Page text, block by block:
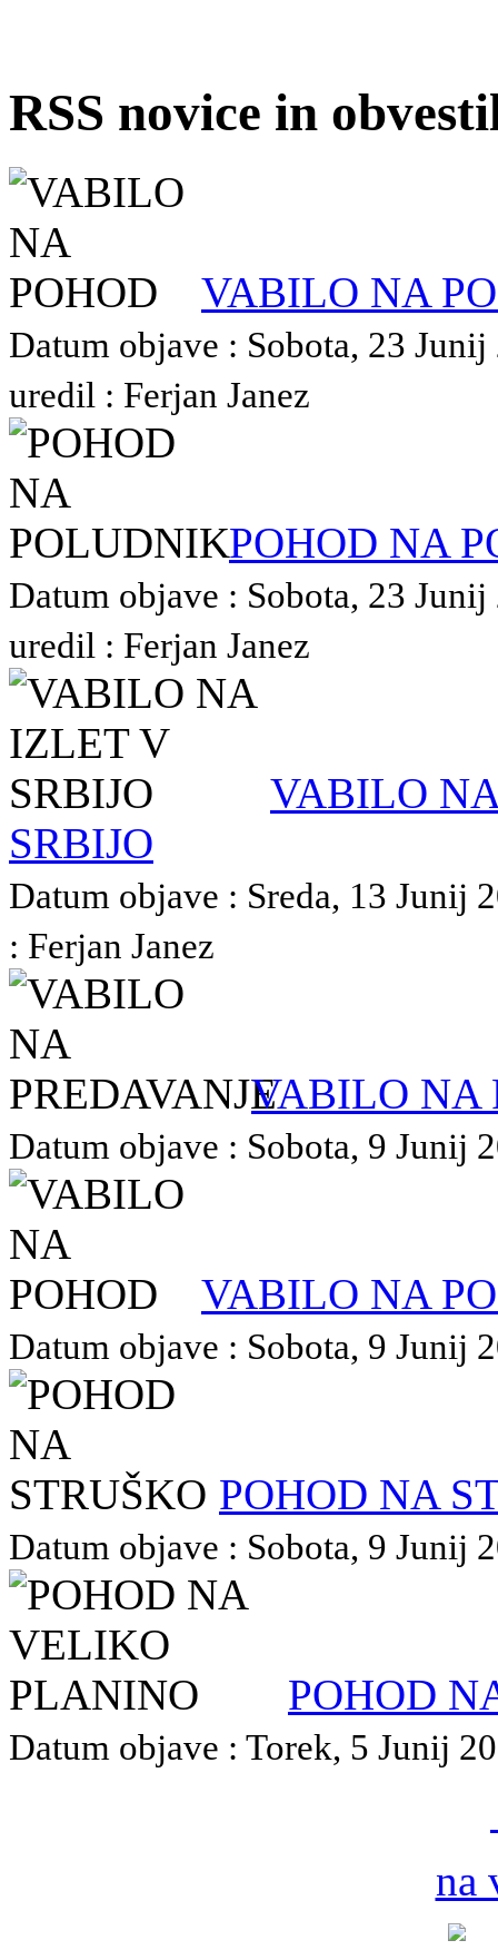
RSS novice in
VABILO NA
Datum objave : Sobota, 23
uredil : Ferjan Janez
POHOD NA
Datum objave : Sobota, 23
uredil : Ferjan Janez
VABILO
SRBIJO
Datum objave : Sreda, 13 Junij
: Ferjan Janez
VABILO NA
Datum objave : Sobota, 9 Junij
VABILO NA
Datum objave : Sobota, 9 Junij
POHOD NA
Datum objave : Sobota, 9 Junij
POHOD
Datum objave : Torek, 5 Junij
na